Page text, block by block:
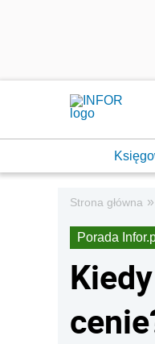
Strona główna »
Porada